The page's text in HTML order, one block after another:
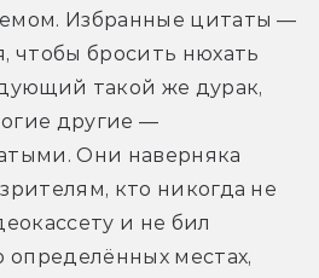
Избранные цитаты —
чтобы бросить нюхать
такой же дурак,
другие —
Они наверняка
кто никогда не
и не бил
определённых местах,